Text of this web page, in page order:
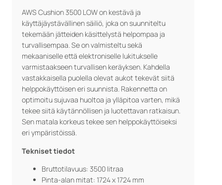
AWS Cushion 3500 LOW on kestävä ja
käyttäjäystävällinen säiliö, joka on suunniteltu
tekemään jätteiden käsittelystä helpompaa ja
turvallisempaa. Se on valmisteltu sekä
mekaaniselle että elektroniselle lukitukselle
varmistaakseen turvallisen keräyksen. Kahdella
vastakkaisella puolella olevat aukot tekevät siitä
helppokäyttöisen eri suunnista. Rakennetta on
optimoitu sujuvaa huoltoa ja ylläpitoa varten, mikä
tekee siitä käytännöllisen ja luotettavan ratkaisun.
Sen matala korkeus tekee sen helppokäyttöiseksi
eri ympäristöissä.
Tekniset tiedot
Bruttotilavuus: 3500 litraa
Pinta-alan mitat: 1724 x 1724 mm